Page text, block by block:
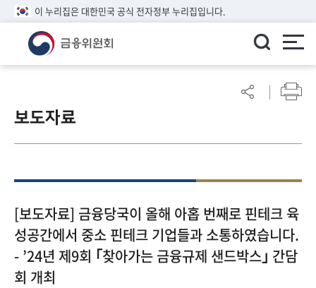
이 누리집은 대한민국 공식 전자정부 누리집입니다.
린
이알
참
여
마
당
보도자료
[보도자료] 금융당국이 올해 아홉 번째로 핀테크 육
성공간에서 중소 핀테크 기업들과 소통하였습니다.
- ’24년 제9회 ｢찾아가는 금융규제 샌드박스｣ 간담
회 개최